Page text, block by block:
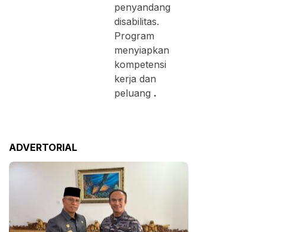
penyandang
disabilitas.
Program
menyiapkan
kompetensi
kerja dan
peluang .
ADVERTORIAL